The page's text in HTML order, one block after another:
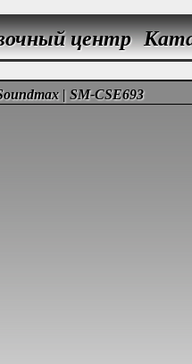
центр
| SM-CSE693